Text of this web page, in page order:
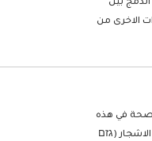
بين
الاخرى من
في هذه
(גזם